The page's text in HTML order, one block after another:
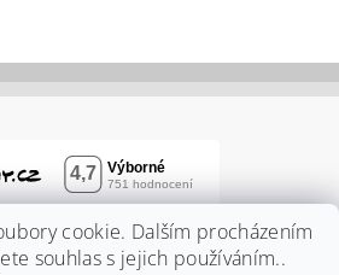
cookie. Dalším procházením
souhlas s jejich používáním..